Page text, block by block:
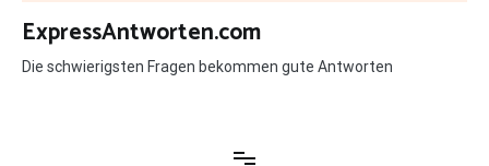
Zum
Inhalt
springen
ExpressAntworten.com
Die schwierigsten Fragen bekommen gute Antworten